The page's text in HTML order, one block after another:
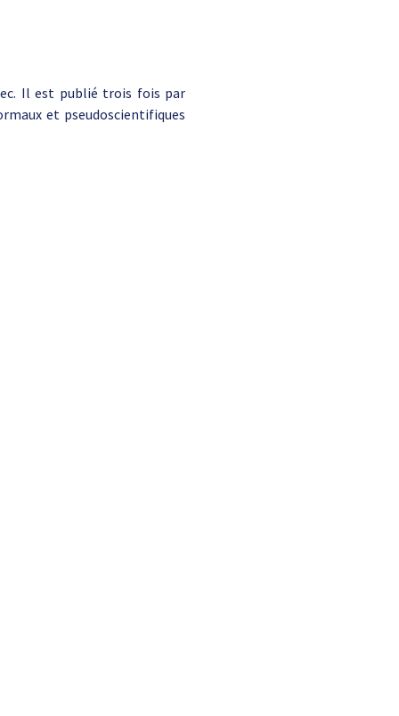
Il est publié trois fois par
et pseudoscientifiques